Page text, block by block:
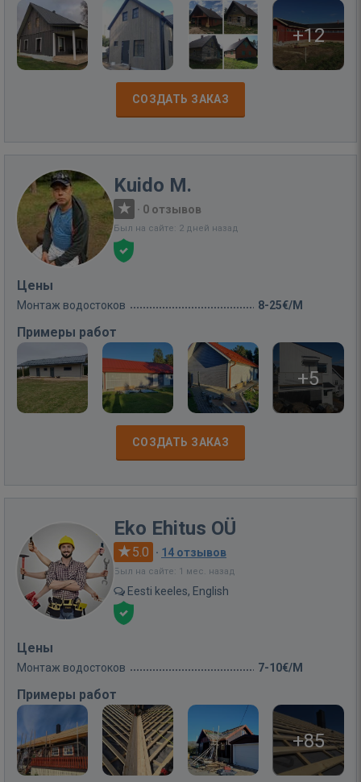
+12
СОЗДАТЬ ЗАКАЗ
Kuido M.
· 0 отзывов
Был на сайте: 2 дней назад
Цены
Монтаж водостоков 8-25€/M
Примеры работ
+5
СОЗДАТЬ ЗАКАЗ
Eko Ehitus OÜ
5.0 · 14 отзывов
Был на сайте: 1 мес. назад
Eesti keeles, English
Цены
Монтаж водостоков 7-10€/M
Примеры работ
+85